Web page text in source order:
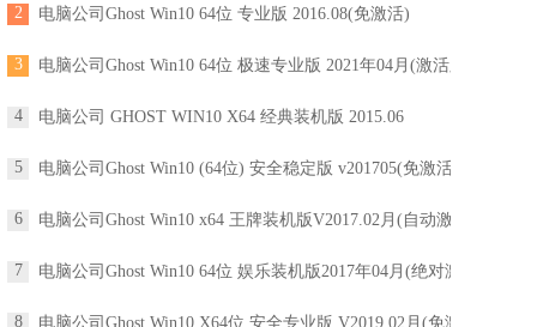
2 电脑公司Ghost Win10 64位 专业版 2016.08(免激活)
3 电脑公司Ghost Win10 64位 极速专业版 2021年04月(激活版)
4 电脑公司 GHOST WIN10 X64 经典装机版 2015.06
5 电脑公司Ghost Win10 (64位) 安全稳定版 v201705(免激活)
6 电脑公司Ghost Win10 x64 王牌装机版V2017.02月(自动激活)
7 电脑公司Ghost Win10 64位 娱乐装机版2017年04月(绝对激活)
8 电脑公司Ghost Win10 X64位 安全专业版 V2019.02月(免激活)